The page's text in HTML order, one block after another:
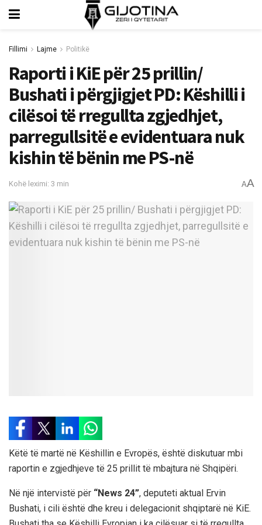
Fillimi Lajme Politikë
Raporti i KiE për 25 prillin/
Bushati i përgjigjet PD: Këshilli i
cilësoi të rregullta zgjedhjet,
parregullsitë e evidentuara nuk
kishin të bënin me PS-në
Kohë leximi: 3 min AA
Këtë të martë në Këshillin e Evropës, është diskutuar mbi
raportin e zgjedhjeve të 25 prillit të mbajtura në Shqipëri.
Në një intervistë për “News 24”, deputeti aktual Ervin
Bushati, i cili është dhe kreu i delegacionit shqiptarë në KiE.